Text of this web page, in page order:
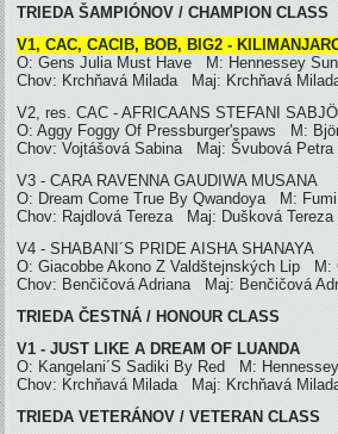
TRIEDA ŠAMPIÓNOV / CHAMPION CLASS
V1, CAC, CACIB, BOB, BIG2 -
O: Gens Julia Must Have M: Hennessey
Chov: Krchňavá Milada Maj: Krchňavá
V2, res. CAC - AFRICAANS STEFANI
O: Aggy Foggy Of Pressburger'spaws M:
Chov: Vojtášová Sabina Maj: Švubová Petra
V3 - CARA RAVENNA GAUDIWA MUSANA
O: Dream Come True By Qwandoya M:
Chov: Rajdlová Tereza Maj: Dušková Tereza
V4 - SHABANI´S PRIDE AISHA SHANAYA
O: Giacobbe Akono Z Valdštejnských Lip M:
Chov: Benčičová Adriana Maj: Benčičová
TRIEDA ČESTNÁ / HONOUR CLASS
V1 - JUST LIKE A DREAM OF LUANDA
O: Kangelani´S Sadiki By Red M:
Chov: Krchňavá Milada Maj: Krchňavá
TRIEDA VETERÁNOV / VETERAN CLASS